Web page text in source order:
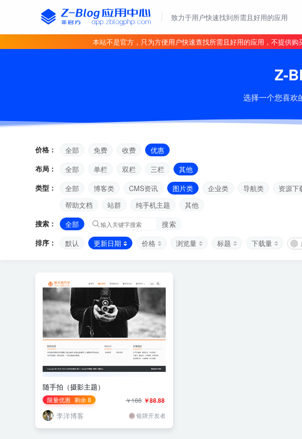
致力于用户快速找到所需且好用的应用
本站不是官方，只为方便用户快速查找所需且好用的应用，不提供
Z-
选择一个您喜欢
价格： 全部 免费 收费
优惠
布局：
全部 单栏 双栏 三栏
其他
类型：
全部 博客类 CMS资讯 图片类 企业类 导航类 资源下
帮助文档
站群 纯手机主题
其他
搜索：
全部
搜索
排序：
默认 更新日期 价格 浏览量 标题 下载量
随手拍（摄影主题）
限量优惠 剩余 8 ￥88.88
￥188
李洋博客 银牌开发者